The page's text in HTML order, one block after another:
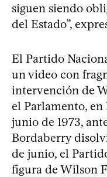
siguen siendo
del Estado”,
El Partido
un video con
intervención de
el Parlamento, en
junio de 1973,
Bordaberry
de junio, el
figura de Wilson